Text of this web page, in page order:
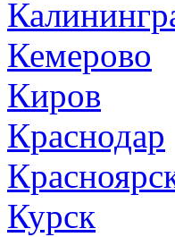
Кемерово
Киров
Краснодар
Курск